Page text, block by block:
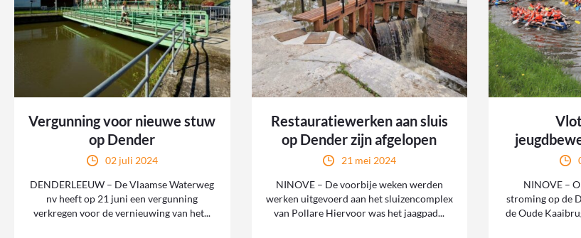
Vergunning voor nieuwe stuw
op Dender
02 juli 2024
DENDERLEEUW – De Vlaamse Waterweg
nv heeft op 21 juni een vergunning
verkregen voor de vernieuwing van het...
Restauratiewerken aan sluis
op Dender zijn afgelopen
21 mei 2024
NINOVE – De voorbije weken werden
werken uitgevoerd aan het sluizencomplex
van Pollare Hiervoor was het jaagpad...
NINOVE –
stroming op de
de Oude